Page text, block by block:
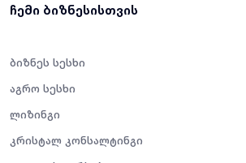
ჩემი ბიზნესისთვის
ბიზნეს სესხი
აგრო სესხი
ლიზინგი
კრისტალ კონსალტინგი